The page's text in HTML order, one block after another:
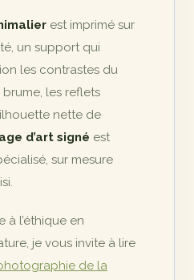
est imprimé sur
un support qui
les contrastes du
les reflets
nette de
d’art signé est
sur mesure
à l’éthique en
je vous invite à lire
de la